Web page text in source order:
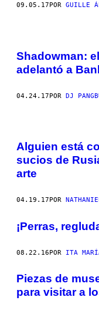
09.05.17 POR GUILLE
Shadowman:
adelantó a
04.24.17POR DJ
Alguien está
sucios de
arte
04.19.17 POR
¡Perras,
08.22.16POR ITA
Piezas de
para visitar a